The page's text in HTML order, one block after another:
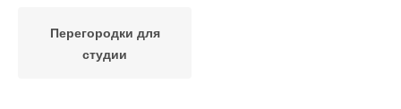
Перегородки для
студии